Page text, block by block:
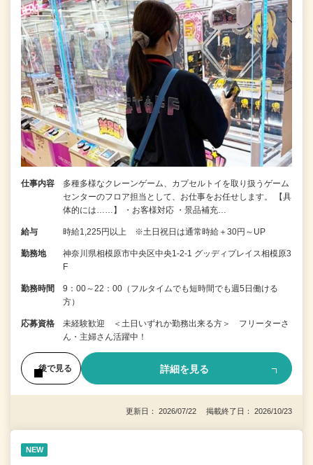
仕事内容
多種多様なクレーンゲーム、カプセルトイを取り扱うゲーム
センターのフロア担当として、お仕事をお任せします。 【具
体的には……】 ・お客様対応 ・景品補充…
給与 時給1,225円以上 ※土日祝日は通常時給＋30円～UP
勤務地
神奈川県相模原市中央区中央1-2-1 グッディプレイス相模原3
F
勤務時間
9：00～22：00（フルタイムでも短時間でも週5日働ける
方）
応募資格
未経験歓迎 ＜土日いずれか勤務出来る方＞ フリーターさ
ん・主婦さん活躍中！
後で見る 詳細を見る
更新日： 2026/07/22 掲載終了日： 2026/10/23
NEW